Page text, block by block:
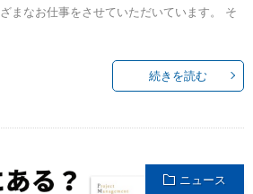
まなお仕事をさせていただいています。 そ
続きを読む
ニュース